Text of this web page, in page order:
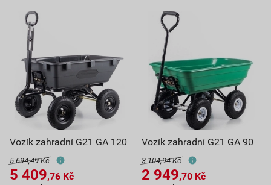
Vozík zahradní G21 GA 120
5 694,49 Kč
5 409,76 Kč
Vozík zahradní G21 GA 90
3 104,94 Kč
2 949,70 Kč